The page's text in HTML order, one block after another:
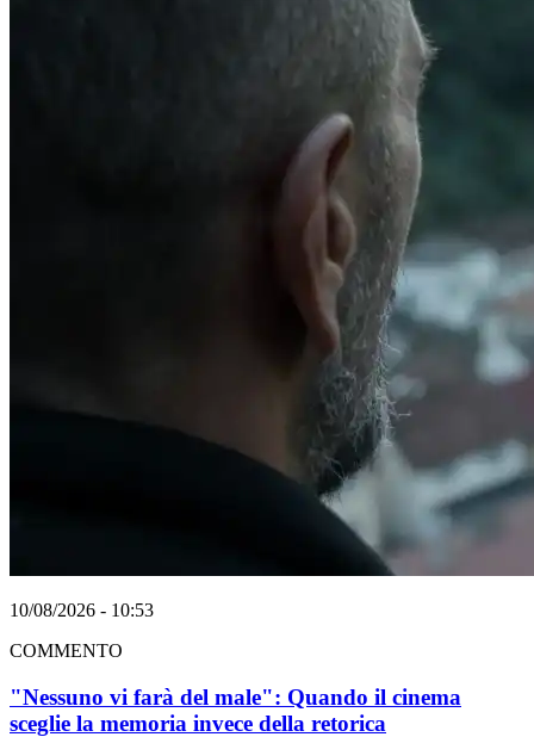
10/08/2026 - 10:53
COMMENTO
"Nessuno vi farà del male": Quando il cinema
sceglie la memoria invece della retorica